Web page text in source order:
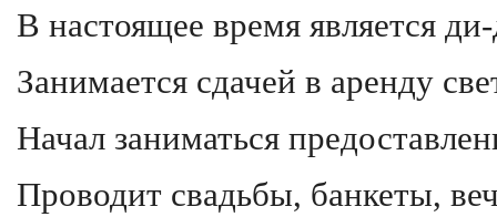
В настоящее время является
Занимается сдачей в аренду
Начал заниматься
Проводит свадьбы, банкеты,